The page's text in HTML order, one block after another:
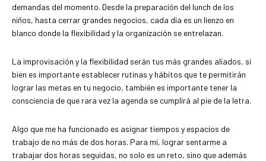
demandas del momento. Desde la preparación del lunch de los
niños, hasta cerrar grandes negocios, cada día es un lienzo en
blanco donde la flexibilidad y la organización se entrelazan.
La improvisación y la flexibilidad serán tus más grandes aliados, si
bien es importante establecer rutinas y hábitos que te permitirán
lograr las metas en tu negocio, también es importante tener la
consciencia de que rara vez la agenda se cumplirá al pie de la letra.
Algo que me ha funcionado es asignar tiempos y espacios de
trabajo de no más de dos horas. Para mí, lograr sentarme a
trabajar dos horas seguidas, no solo es un reto, sino que además